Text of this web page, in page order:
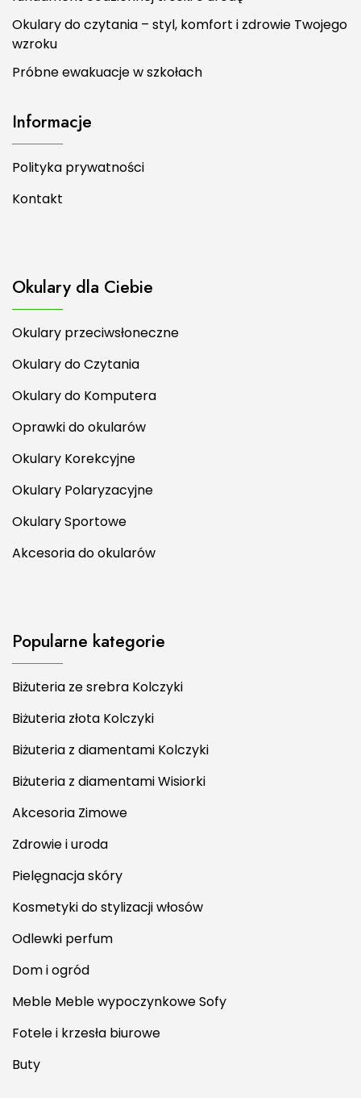
Okulary do czytania – styl, komfort i zdrowie Twojego
wzroku
Próbne ewakuacje w szkołach
Informacje
Polityka prywatności
Kontakt
Okulary dla Ciebie
Okulary przeciwsłoneczne
Okulary do Czytania
Okulary do Komputera
Oprawki do okularów
Okulary Korekcyjne
Okulary Polaryzacyjne
Okulary Sportowe
Akcesoria do okularów
Popularne kategorie
Biżuteria ze srebra Kolczyki
Biżuteria złota Kolczyki
Biżuteria z diamentami Kolczyki
Biżuteria z diamentami Wisiorki
Akcesoria Zimowe
Zdrowie i uroda
Pielęgnacja skóry
Kosmetyki do stylizacji włosów
Odlewki perfum
Dom i ogród
Meble Meble wypoczynkowe Sofy
Fotele i krzesła biurowe
Buty